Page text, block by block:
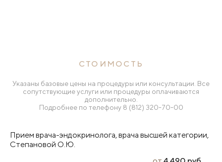
СТОИМОСТЬ
Указаны базовые цены на процедуры или консультации. Все
сопутствующие услуги или процедуры оплачиваются
дополнительно.
Подробнее по телефону 8 (812) 320-70-00
Прием врача-эндокринолога, врача высшей категории,
Степановой О.Ю.